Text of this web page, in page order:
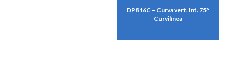
DP816C – Curva vert. Int. 75°
Curvilínea